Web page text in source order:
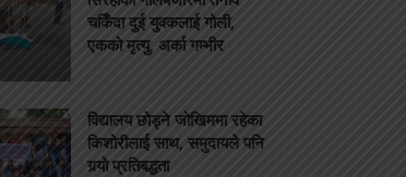
चर्किँदा दुई युवकलाई गोली,
एकको मृत्यु, अर्का गम्भीर
विद्यालय छोड्ने जोखिममा रहेका
किशोरीलाई साथ, समुदायले पनि
गर्‍यो प्रतिबद्धता